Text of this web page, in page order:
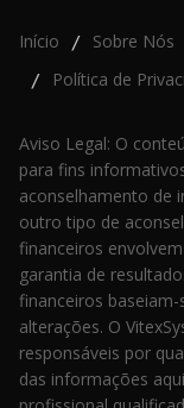
Início / Sobre Nós
/ Política de
Aviso Legal: O
para fins
aconselhamento de
outro tipo de
financeiros
garantia de
financeiros
alterações. O
responsáveis por
das informações